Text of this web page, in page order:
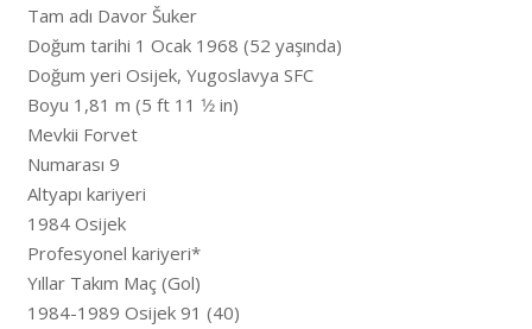
Tam adı Davor Šuker
Doğum tarihi 1 Ocak 1968 (52 yaşında)
Doğum yeri Osijek, Yugoslavya SFC
Boyu 1,81 m (5 ft 11 1⁄2 in)
Mevkii Forvet
Numarası 9
Altyapı kariyeri
1984 Osijek
Profesyonel kariyeri*
Yıllar Takım Maç (Gol)
1984-1989 Osijek 91 (40)